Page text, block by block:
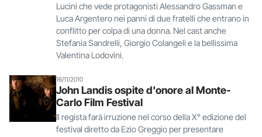
Lucini che vede protagonisti Alessandro Gassman e
Luca Argentero nei panni di due fratelli che entrano in
conflitto per colpa di una donna. Nel cast anche
Stefania Sandrelli, Giorgio Colangeli e la bellissima
Valentina Lodovini.
16/11/2010
John Landis ospite d'onore al Monte-
Carlo Film Festival
Il regista farà irruzione nel corso della X° edizione del
festival diretto da Ezio Greggio per presentare